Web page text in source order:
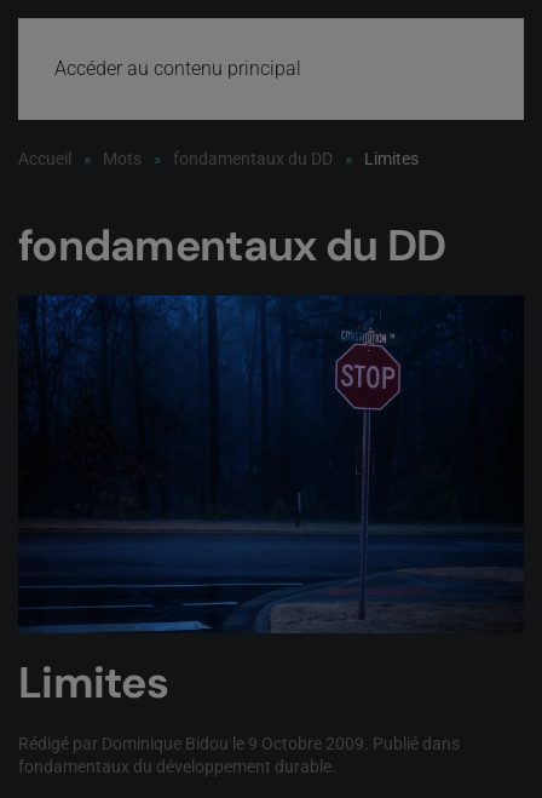
Accéder au contenu principal
Accueil Mots fondamentaux du DD Limites
fondamentaux du DD
Limites
Rédigé par Dominique Bidou le 9 Octobre 2009 . Publié dans
fondamentaux du développement durable